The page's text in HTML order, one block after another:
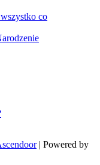
co
| Powered by